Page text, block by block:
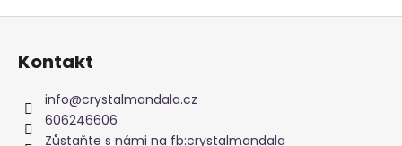
Z
Kontakt
info@crystalmandala.cz
606246606
Zůstaňte s námi na fb:crystalmandala